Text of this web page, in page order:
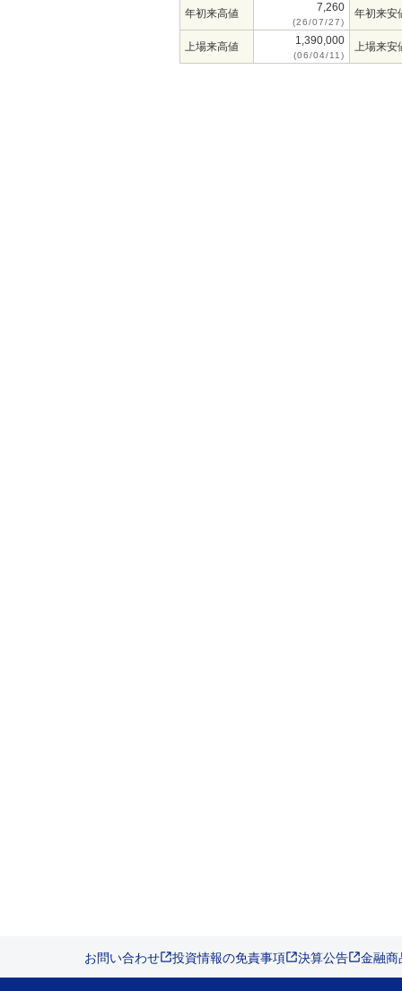
年初来高値 7,260
(26/07/27)
年初来安
上場来高値 1,390,000
(06/04/11)
上場来安
お問い合わせ 投資情報の免責事項 決算公告 金融